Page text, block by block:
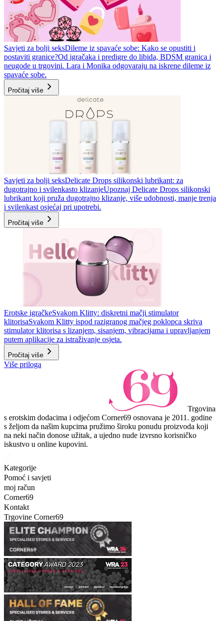
Savjeti za bolji seksDileme iz spavaće sobe: Kako se opustiti i
postaviti granice?Od igračaka i predigre do libida, BDSM granica i
neugode u trgovini. Lara i Monika odgovaraju na iskrene dileme iz
spavaće sobe.
Pročitaj više
Savjeti za bolji seksDelicate Drops silikonski lubrikant: za
dugotrajno i svilenkasto klizanjeUpoznaj Delicate Drops silikonski
lubrikant koji pruža dugotrajno klizanje, više udobnosti, manje trenja
i svilenkast osjećaj pri upotrebi.
Pročitaj više
Erotske igračkeSvakom Klitty: diskretni mačji stimulator
klitorisaSvakom Klitty ispod razigranog mačjeg poklopca skriva
stimulator klitorisa s lizanjem, sisanjem, vibracijama i upravljanjem
putem aplikacije za istraživanje osjeta.
Pročitaj više
Više priloga
Trgovina
s erotskim dodacima i odjećom Corner69 osnovana je 2011. godine
s željom da našim kupcima pružimo široku ponudu proizvoda koji
na neki način donose užitak, a ujedno nude izvrsno korisničko
iskustvo u online kupovini.
Kategorije
Pomoć i savjeti
moj račun
Corner69
Kontakt
Trgovine Corner69